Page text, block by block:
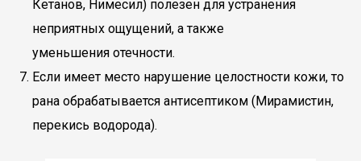
Кетанов, Нимесил) полезен для устранения
неприятных ощущений, а также
уменьшения отечности.
Если имеет место нарушение целостности кожи, то
рана обрабатывается антисептиком (Мирамистин,
перекись водорода).